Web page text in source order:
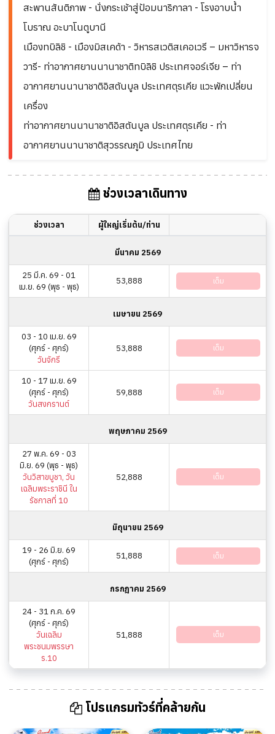
สะพานสันติภาพ - นั่งกระเช้าสู่ป้อมนาริกาลา - โรงอาบน้ำ
โบราณ อะบาโนตูบานี
เมืองทบิลิชิ - เมืองมิสเคด้า - วิหารสเวติสเคอเวรี – มหาวิหารจ
วารี- ท่าอากาศยานนานาชาติทบิลิชิ ประเทศจอร์เจีย – ท่า
อากาศยานนานาชาติอิสตันบูล ประเทศตุรเคีย แวะพักเปลี่ยน
เครื่อง
ท่าอากาศยานนานาชาติอิสตันบูล ประเทศตุรเคีย - ท่า
อากาศยานนานาชาติสุวรรณภูมิ ประเทศไทย
ช่วงเวลาเดินทาง
ช่วงเวลา ผู้ใหญ่เริ่มต้น/ท่าน
มีนาคม 2569
25 มี.ค. 69 - 01
เม.ย. 69 (พุธ - พุธ)
53,888 เต็ม
เมษายน 2569
03 - 10 เม.ย. 69
(ศุกร์ - ศุกร์)
วันจักรี
53,888 เต็ม
10 - 17 เม.ย. 69
(ศุกร์ - ศุกร์)
วันสงกรานต์
59,888 เต็ม
พฤษภาคม 2569
27 พ.ค. 69 - 03
มิ.ย. 69 (พุธ - พุธ)
วันวิสาขบูชา, วัน
เฉลิมพระราชินี ใน
รัชกาลที่ 10
52,888 เต็ม
มิถุนายน 2569
19 - 26 มิ.ย. 69
(ศุกร์ - ศุกร์)
51,888 เต็ม
กรกฎาคม 2569
24 - 31 ก.ค. 69
(ศุกร์ - ศุกร์)
วันเฉลิม
พระชนมพรรษา
ร.10
51,888 เต็ม
โปรแกรมทัวร์ที่คล้ายกัน